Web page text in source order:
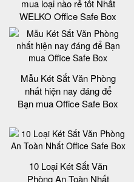
mua loại nào rẻ tốt Nhất
WELKO Office Safe Box
Mẫu Két Sắt Văn Phòng
nhất hiện nay đáng để
Bạn mua Office Safe Box
10 Loại Két Sắt Văn
Phòng An Toàn Nhất